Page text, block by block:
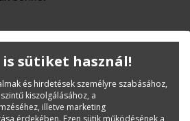
is sütiket használ!
és hirdetések személyre szabásához,
kiszolgálásához, a
illetve marketing
érdekében. Ezen sütik működésének a